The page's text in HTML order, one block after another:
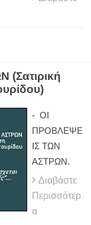
- ΟΙ
ΠΡΟΒΛΕΨΕ
ΙΣ ΤΩΝ
ΑΣΤΡΩΝ.
Διαβάστε
Περισσότερ
α